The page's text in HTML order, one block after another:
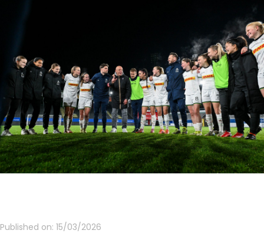
Published on: 15/03/2026